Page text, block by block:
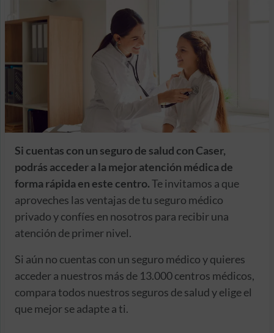
Si cuentas con un seguro de salud con Caser,
podrás acceder a la mejor atención médica de
forma rápida en este centro.Te invitamos a que
aproveches las ventajas de tu seguro médico
privado y confíes en nosotros para recibir una
atención de primer nivel.
Si aún no cuentas con un seguro médico y quieres
acceder a nuestros más de 13.000 centros médicos,
compara todos nuestros seguros de salud y elige el
que mejor se adapte a ti.